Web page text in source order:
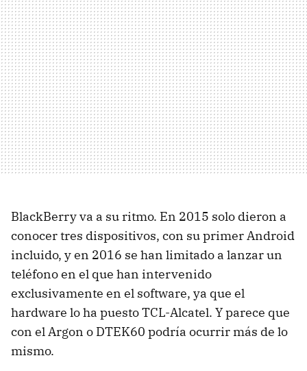
BlackBerry va a su ritmo. En 2015 solo dieron a
conocer tres dispositivos, con su primer Android
incluido, y en 2016 se han limitado a lanzar un
teléfono en el que han intervenido
exclusivamente en el software, ya que el
hardware lo ha puesto TCL-Alcatel. Y parece que
con el Argon o DTEK60 podría ocurrir más de lo
mismo.